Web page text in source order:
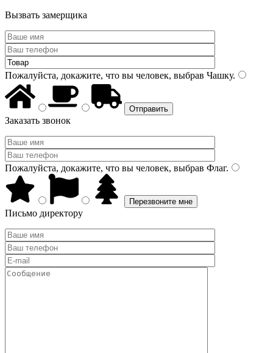
Вызвать замерщика
Пожалуйста, докажите, что вы человек, выбрав Чашку.
Заказать звонок
Пожалуйста, докажите, что вы человек, выбрав Флаг.
Письмо директору